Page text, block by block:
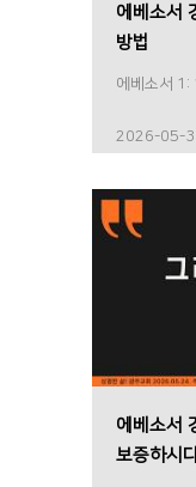
에베소서
방법
에베소서
2026-05-
에베소서
보증하시